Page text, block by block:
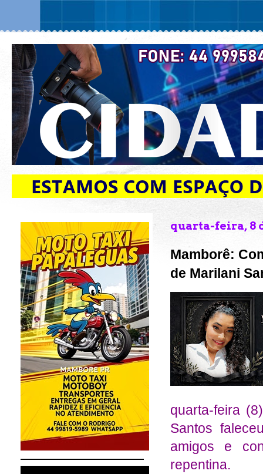
quarta-feira, 8
Mamborê:
de Marilani
quarta-feira
Santos
amigos e
repentina.